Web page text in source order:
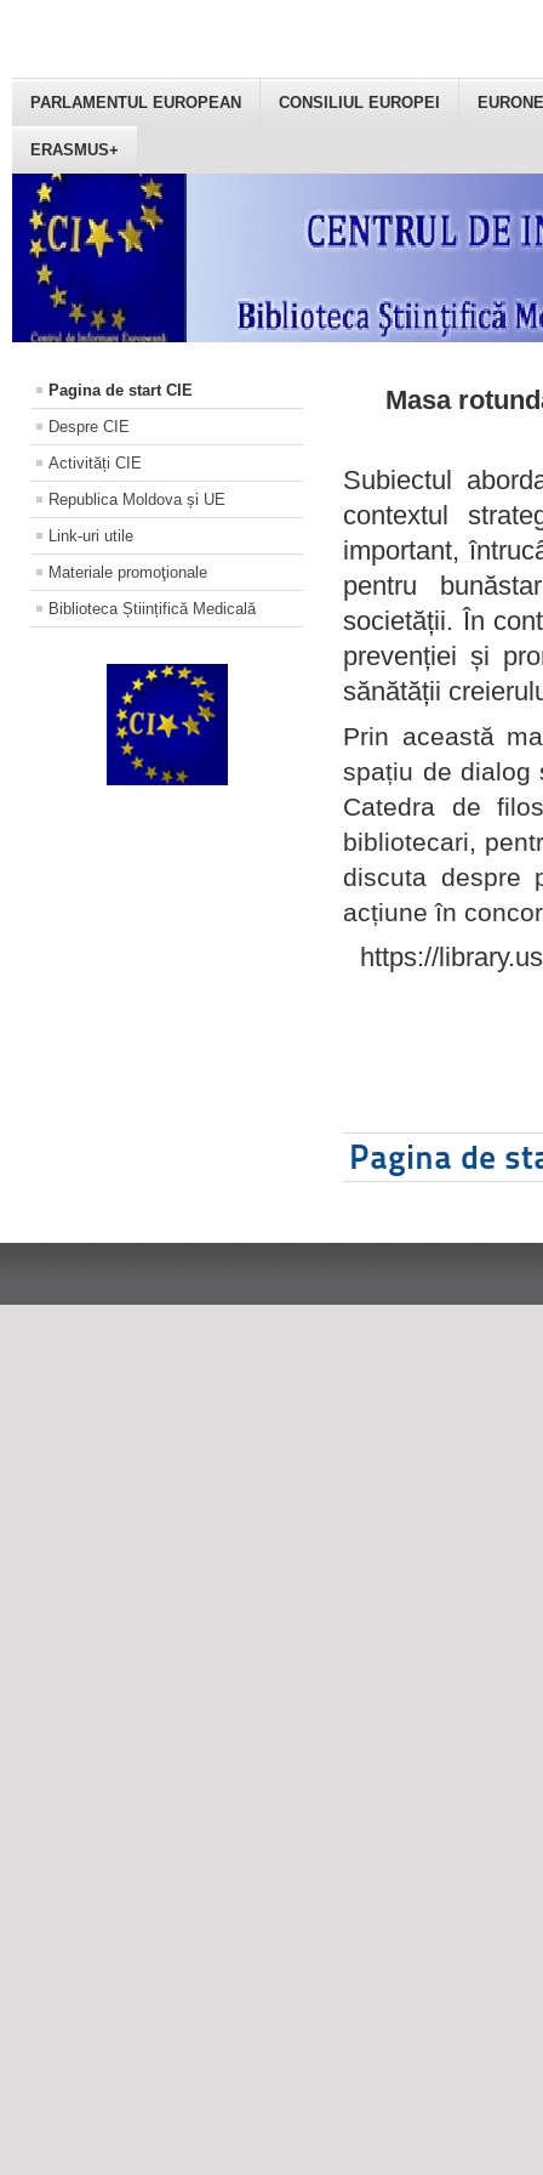
PARLAMENTUL EUROPEAN CONSILIUL EUROPEI
ERASMUS+
Pagina de start CIE
Despre CIE
Activități CIE
Republica Moldova și UE
Link-uri utile
Materiale promoţionale
Biblioteca Științifică Medicală
Masa
Subiectul
contextul
important,
pentru
societății. În
prevenției și
sănătății
Prin această
spațiu de dialog
Catedra de
bibliotecari,
discuta despre
acțiune în
https://
Pagina de